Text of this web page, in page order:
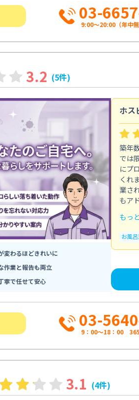
03-
9:00～20:00（年中無
3.2 (5件)
変わるほどきれいに
作業と報告も両立
寧で任せて安心
ホス
築年
では
にプ
くれ
業さ
もア
もっ
お風
03-
9：00～18：00
3.1 (4件)